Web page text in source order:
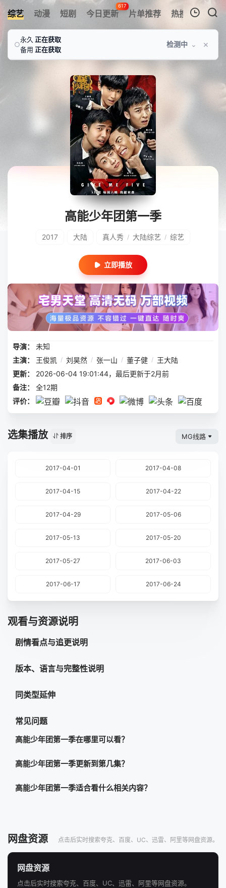
综艺 动漫 短剧 今日更新
617
片单推荐 热搜榜 APP
暂无观看影片的记录
○
永久 正在获取
备用 正在获取
检测中 ⌄ ×
高能少年团第一季
2017 大陆 真人秀 / 大陆综艺 / 综艺
立即播放
导演：
未知
主演：
王俊凯 / 刘昊然 / 张一山 / 董子健 / 王大陆
更新：
2026-06-04 19:01:44，最后更新于2月前
备注：
全12期
评价：
选集播放 排序 MG线路
2017-04-01 2017-04-08
2017-04-15 2017-04-22
2017-04-29 2017-05-06
2017-05-13 2017-05-20
2017-05-27 2017-06-03
2017-06-17 2017-06-24
观看与资源说明
剧情看点与追更说明
版本、语言与完整性说明
同类型延伸
常见问题
高能少年团第一季在哪里可以看？
高能少年团第一季更新到第几集？
高能少年团第一季适合看什么相关内容？
网盘资源 点击后实时搜索夸克、百度、UC、迅雷、阿里等网盘资源。
网盘资源
点击后实时搜索夸克、百度、UC、迅雷、阿里等网盘资源。